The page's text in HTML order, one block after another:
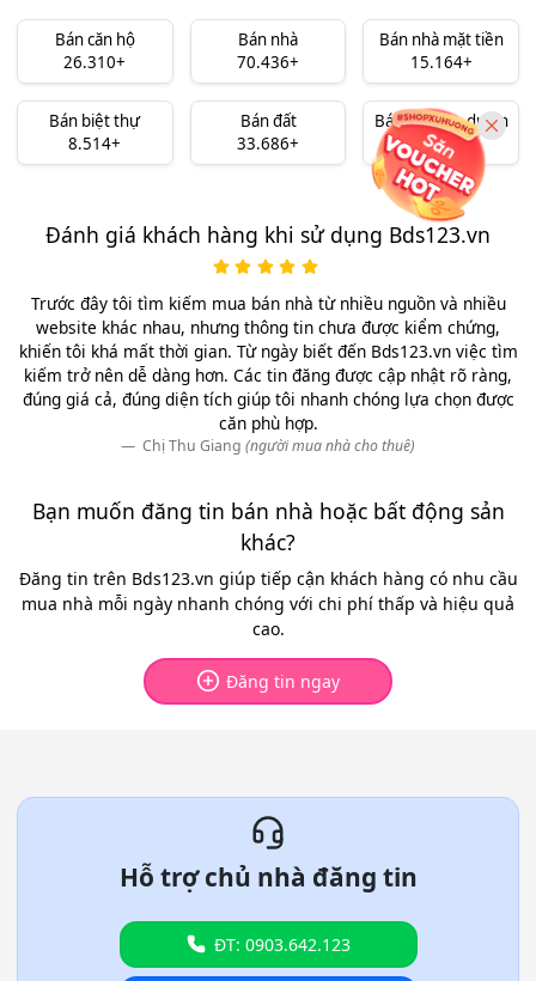
Bán căn hộ
26.310+
Bán nhà
70.436+
Bán nhà mặt tiền
15.164+
Bán biệt thự
8.514+
Bán đất
33.686+
Bán đất nền dự án
10.324+
Đánh giá khách hàng khi sử dụng Bds123.vn
Trước đây tôi tìm kiếm mua bán nhà từ nhiều nguồn và nhiều
website khác nhau, nhưng thông tin chưa được kiểm chứng,
khiến tôi khá mất thời gian. Từ ngày biết đến Bds123.vn việc tìm
kiếm trở nên dễ dàng hơn. Các tin đăng được cập nhật rõ ràng,
đúng giá cả, đúng diện tích giúp tôi nhanh chóng lựa chọn được
căn phù hợp.
Chị Thu Giang (người mua nhà cho thuê)
Bạn muốn đăng tin bán nhà hoặc bất động sản
khác?
Đăng tin trên Bds123.vn giúp tiếp cận khách hàng có nhu cầu
mua nhà mỗi ngày nhanh chóng với chi phí thấp và hiệu quả
cao.
Đăng tin ngay
Hỗ trợ chủ nhà đăng tin
ĐT: 0903.642.123